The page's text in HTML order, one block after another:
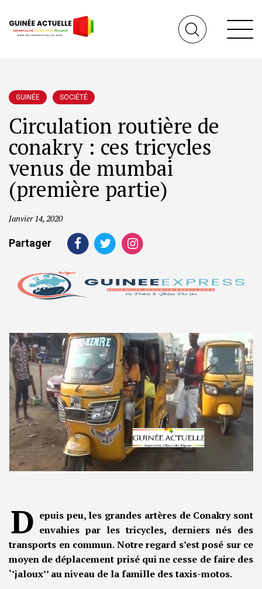
GUINÉE SOCIÉTÉ
Circulation routière de
conakry : ces tricycles
venus de mumbai
(première partie)
Janvier 14, 2020
Partager
D epuis peu, les grandes artères de Conakry sont
envahies par les tricycles, derniers nés des
transports en commun. Notre regard s’est posé sur ce
moyen de déplacement prisé qui ne cesse de faire des
‘’jaloux’’ au niveau de la famille des taxis-motos.